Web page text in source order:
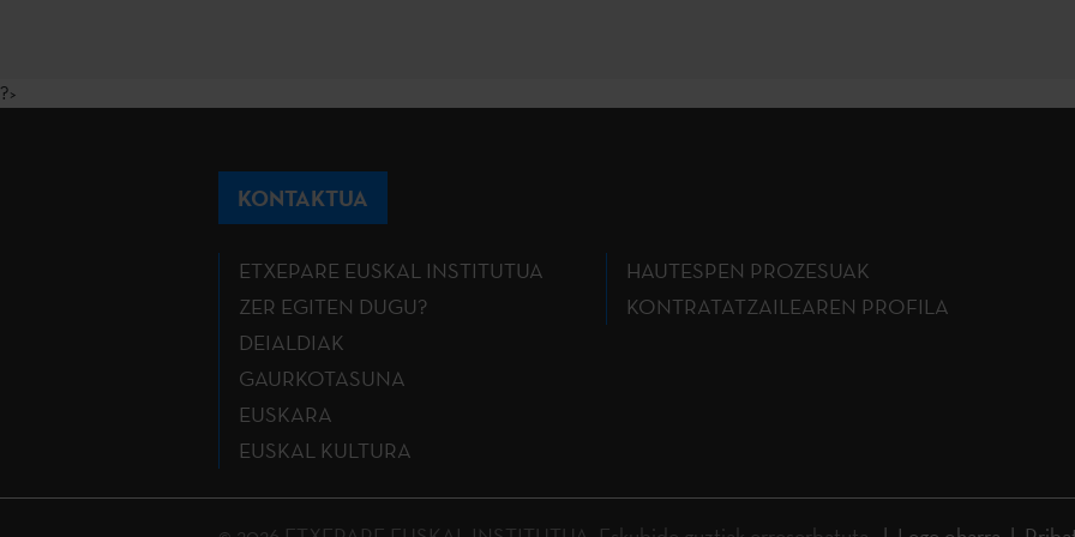
?>
KONTAKTUA
ETXEPARE EUSKAL INSTITUTUA
ZER EGITEN DUGU?
DEIALDIAK
GAURKOTASUNA
EUSKARA
EUSKAL KULTURA
HAUTESPEN PROZESUAK
KONTRATATZAILEAREN PROFILA